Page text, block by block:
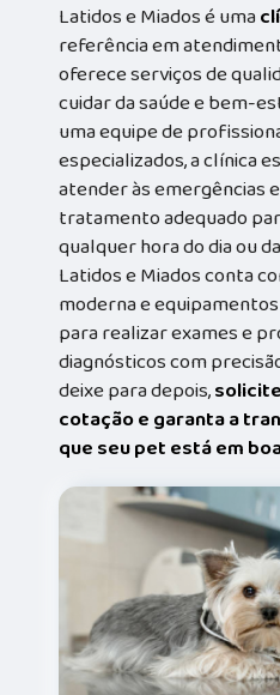
Latidos e Miados é uma
referência em
oferece serviços de
cuidar da saúde e bem-
uma equipe de
especializados, a clínica
atender às emergências
tratamento adequado
qualquer hora do dia ou
Latidos e Miados conta
moderna e
para realizar exames e
diagnósticos com
deixe para depois,
cotação e garanta a
que seu pet está em